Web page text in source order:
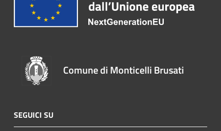
Comune di Monticelli Brusati
SEGUICI SU